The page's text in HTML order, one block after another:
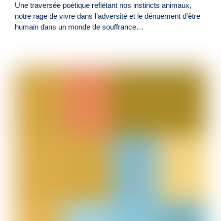
Une traversée poétique reflétant nos instincts animaux,
notre rage de vivre dans l’adversité et le dénuement d’être
humain dans un monde de souffrance…